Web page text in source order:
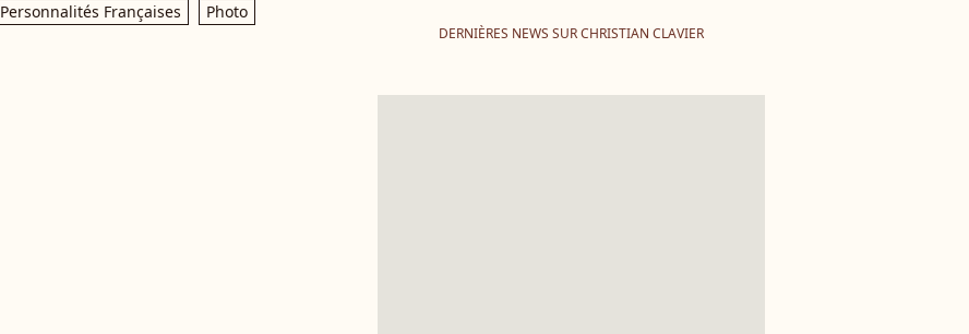
Personnalités Françaises
Photo
DERNIÈRES NEWS SUR CHRISTIAN CLAVIER